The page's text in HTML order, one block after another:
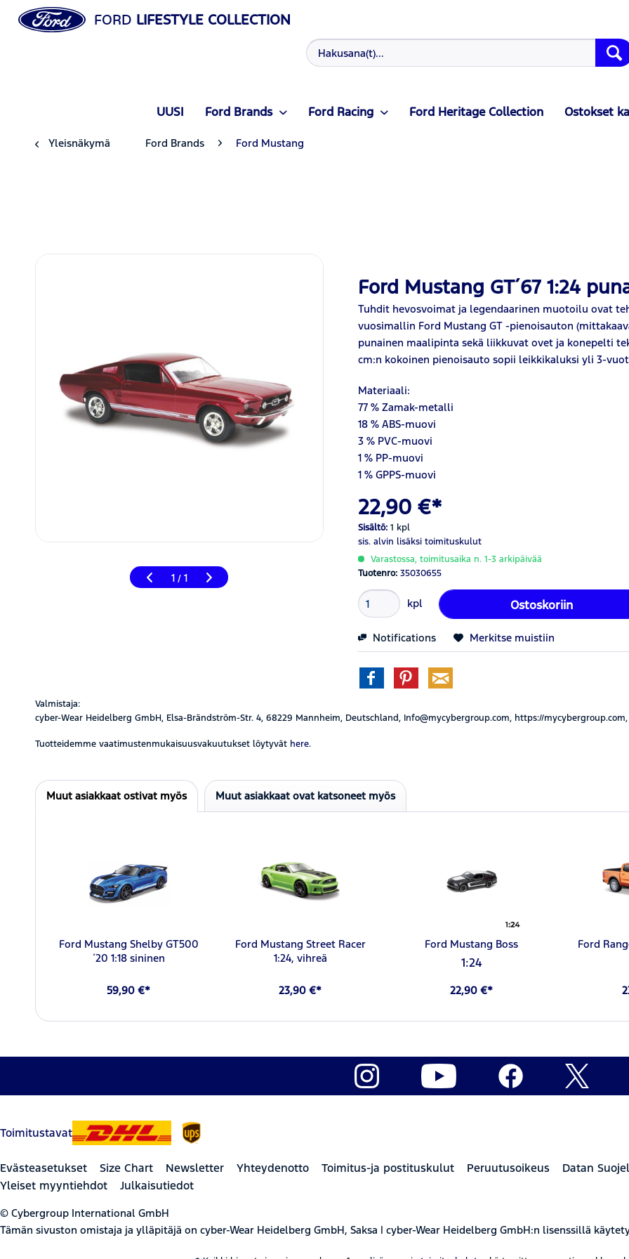
FORD LIFESTYLE COLLECTION
UUSI Ford Brands Ford Racing Ford Heritage Collection Ostokset
Yleisnäkymä Ford Brands Ford Mustang
1 / 1
Ford Mustang GT´67 1:24
Tuhdit hevosvoimat ja legendaarinen muotoilu ovat
vuosimallin Ford Mustang GT -pienoisauton
punainen maalipinta sekä liikkuvat ovet ja konepelti
cm:n kokoinen pienoisauto sopii leikkikaluksi yli 3-
Materiaali:
77 % Zamak-metalli
18 % ABS-muovi
3 % PVC-muovi
1 % PP-muovi
1 % GPPS-muovi
22,90 €*
Sisältö:1 kpl
sis. alvin lisäksi toimituskulut
Varastossa, toimitusaika n. 1-3 arkipäivää
Tuotenro:35030655
kpl Ostoskoriin
Notifications Merkitse muistiin
Valmistaja:
cyber-Wear Heidelberg GmbH, Elsa-Brändström-Str. 4, 68229 Mannheim, Deutschland, Info@mycybergroup.com, https://
Tuotteidemme vaatimustenmukaisuusvakuutukset löytyvät here.
Muut asiakkaat ostivat myös Muut asiakkaat ovat katsoneet myös
Ford Mustang Shelby GT500
´20 1:18 sininen
59,90 €*
Ford Mustang Street Racer
1:24, vihreä
23,90 €*
Ford Mustang Boss
1:24
22,90 €*
Ford
Toimitustavat
Evästeasetukset Size Chart Newsletter Yhteydenotto Toimitus-ja postituskulut Peruutusoikeus Datan
Yleiset myyntiehdot
Julkaisutiedot
© Cybergroup International GmbH
Tämän sivuston omistaja ja ylläpitäjä on cyber-Wear Heidelberg GmbH, Saksa | cyber-Wear Heidelberg GmbH:n lisenssillä